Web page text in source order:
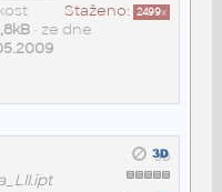
Staženo: 2499x
• ze dne